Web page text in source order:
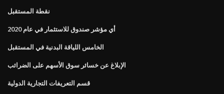
نقطة المستقبل
أي مؤشر صندوق للاستثمار في عام 2020
الخامس اللياقة البدنية في المستقبل
الإبلاغ عن خسائر سوق الأسهم على الضرائب
قسم التعريفات التجارية الدولية